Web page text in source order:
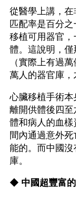
從醫學上講，
匹配率是百分
移植可用器官
體。這說明，
（實際上有過
萬人的器官庫，
心臟移植手術
離開供體後四
體和病人的血
間內通過意外
能的。而中國
庫。
◆ 中國超豐富